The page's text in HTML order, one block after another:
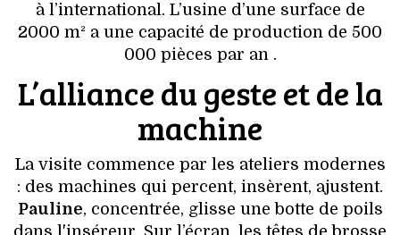
à l’international. L’usine d’une surface de
2000 m² a une capacité de production de 500
000 pièces par an .
L’alliance du geste et de la
machine
La visite commence par les ateliers modernes
: des machines qui percent, insèrent, ajustent.
Pauline, concentrée, glisse une botte de poils